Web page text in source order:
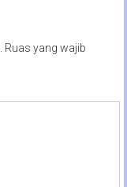
Ruas yang wajib